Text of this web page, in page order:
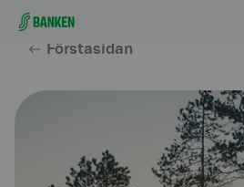
Gå direkt till innehållet
Förstasidan